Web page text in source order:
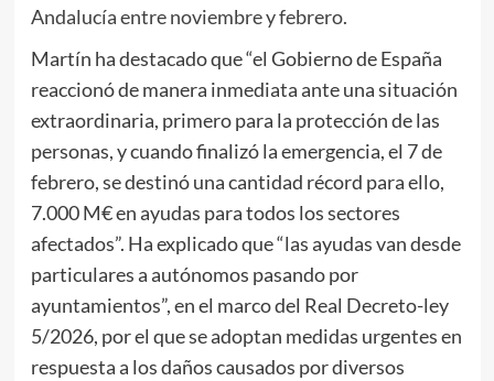
Andalucía entre noviembre y febrero.
Martín ha destacado que “el Gobierno de España
reaccionó de manera inmediata ante una situación
extraordinaria, primero para la protección de las
personas, y cuando finalizó la emergencia, el 7 de
febrero, se destinó una cantidad récord para ello,
7.000 M€ en ayudas para todos los sectores
afectados”. Ha explicado que “las ayudas van desde
particulares a autónomos pasando por
ayuntamientos”, en el marco del Real Decreto-ley
5/2026, por el que se adoptan medidas urgentes en
respuesta a los daños causados por diversos